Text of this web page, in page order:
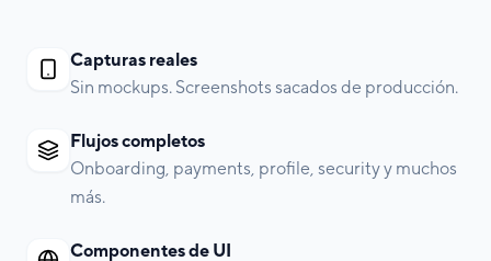
Capturas reales
Sin mockups. Screenshots sacados de producción.
Flujos completos
Onboarding, payments, profile, security y muchos
más.
Componentes de UI